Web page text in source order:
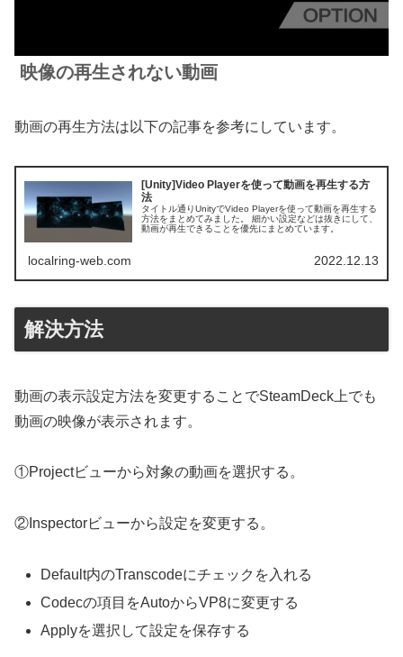
映像の再生されない動画
動画の再生方法は以下の記事を参考にしています。
[Unity]Video Playerを使って動画を再生する方
法
タイトル通りUnityでVideo Playerを使って動画を再生する
方法をまとめてみました。 細かい設定などは抜きにして、
動画が再生できることを優先にまとめています。
localring-web.com 2022.12.13
解決方法
動画の表示設定方法を変更することでSteamDeck上でも
動画の映像が表示されます。
①Projectビューから対象の動画を選択する。
②Inspectorビューから設定を変更する。
Default内のTranscodeにチェックを入れる
Codecの項目をAutoからVP8に変更する
Applyを選択して設定を保存する